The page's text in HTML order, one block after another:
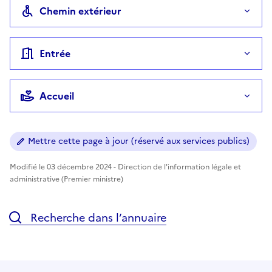
Chemin extérieur
Entrée
Accueil
Mettre cette page à jour (réservé aux services publics)
Modifié le 03 décembre 2024 - Direction de l'information légale et
administrative (Premier ministre)
Recherche dans l’annuaire